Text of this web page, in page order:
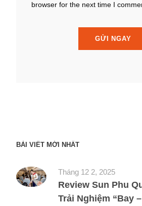
browser for the next time I
BÀI VIẾT MỚI NHẤT
Tháng 12 2, 2025
Review Sun Phu
Trải Nghiệm “Bay